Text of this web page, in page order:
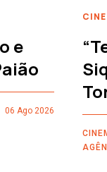
e
06 Ago 2026